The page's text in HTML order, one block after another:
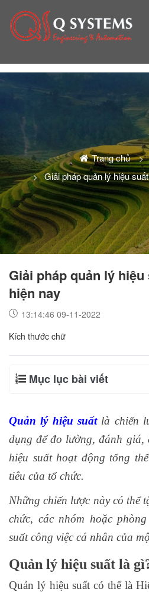
Trang chủ
Giải pháp quản lý hiệu
Giải pháp quản lý
hiện nay
13:14:46 09-11-2022
Kích thước chữ
Mục lục bài viết
Quản lý hiệu suất là chiến
dụng để đo lường, đánh giá,
hiệu suất hoạt động tổng
tiêu của tổ chức.
Những chiến lược này có thể
chức, các nhóm hoặc
suất công việc cá nhân của
Quản lý hiệu suất là
Quản lý hiệu suất có thể là